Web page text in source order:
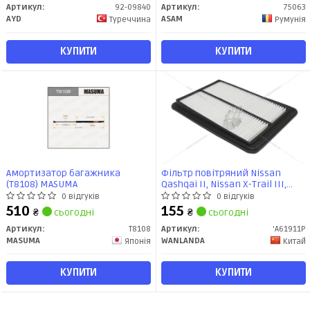
Артикул:
92-09840
AYD
Туреччина
КУПИТИ
Артикул:
75063
ASAM
Румунія
КУПИТИ
Амортизатор багажника
(T8108) MASUMA
0 відгуків
510 ₴ сьогодні
Артикул:
T8108
MASUMA
Японія
КУПИТИ
Фільтр повітряний Nissan
Qashqai II, Nissan X-Trail III,
Renault Kadjar 1.2-2.0 (13-)
(A61911P) WANLANDA
0 відгуків
155 ₴ сьогодні
Артикул:
'A61911P
WANLANDA
Китай
КУПИТИ